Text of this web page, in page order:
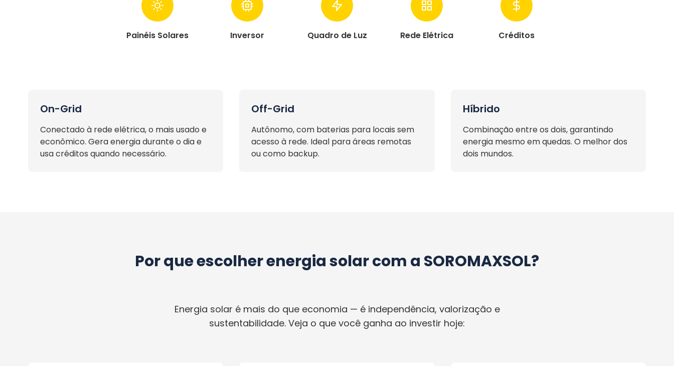
Painéis Solares Inversor Quadro de Luz Rede Elétrica Créditos
On-Grid
Conectado à rede elétrica, o mais usado e
econômico. Gera energia durante o dia e
usa créditos quando necessário.
Off-Grid
Autônomo, com baterias para locais sem
acesso à rede. Ideal para áreas remotas
ou como backup.
Híbrido
Combinação entre os dois, garantindo
energia mesmo em quedas. O melhor dos
dois mundos.
Por que escolher energia solar com a SOROMAXSOL?
Energia solar é mais do que economia — é independência, valorização e
sustentabilidade. Veja o que você ganha ao investir hoje: